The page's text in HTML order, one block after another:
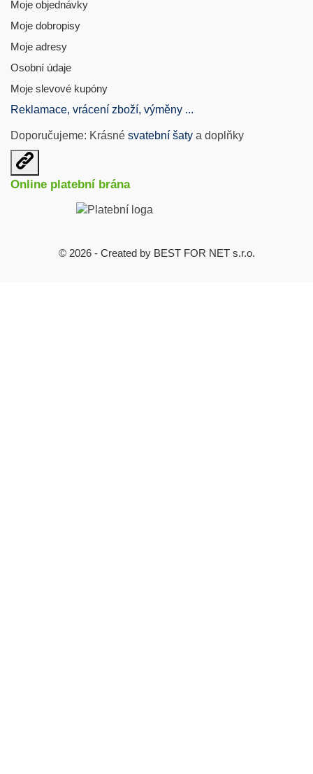
Moje objednávky
Moje dobropisy
Moje adresy
Osobní údaje
Moje slevové kupóny
Reklamace, vrácení zboží, výměny ...
Doporučujeme: Krásné svatební šaty a doplňky
Otevřit
užitečné
odkazy
Online platební brána
© 2026 - Created by BEST FOR NET s.r.o.